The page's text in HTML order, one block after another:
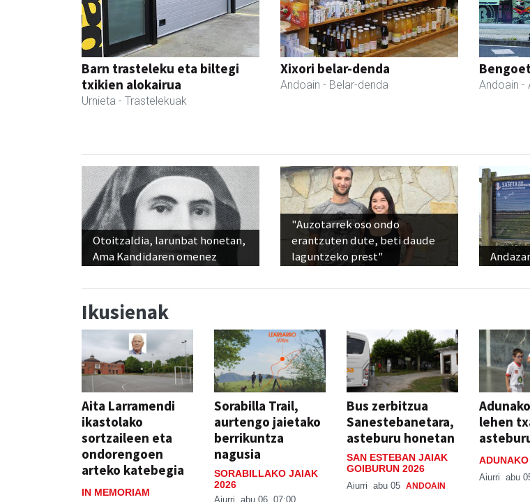
Barn trasteleku eta biltegi
txikien alokairua
Urnieta - Trastelekuak
Xixori belar-denda
Andoain - Belar-denda Andoain -
Otoitzaldia, larunbat honetan,
Ama Kandidaren omenez
"Auzotarrek oso ondo
erantzuten dute, beti daude
laguntzeko prest"
Ikusienak
Aita Larramendi
ikastolako
sortzaileen eta
ondorengoen
arteko katebegia
IN MEMORIAM
Sorabilla Trail,
aurtengo jaietako
berrikuntza
nagusia
SORABILLAKO JAIAK
2026
Aiurri abu 06, 07:00
Bus zerbitzua
Sanestebanetara,
asteburu honetan
SAN ESTEBAN JAIAK
GOIBURUN 2026
Aiurri abu 05 ANDOAIN
lehen
Aiurri abu